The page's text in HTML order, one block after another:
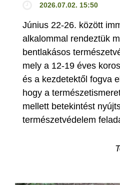
2026.07.02. 15:50
Június 22-26. között
alkalommal rendeztük
bentlakásos
mely a 12-19 éves
és a kezdetektől fogva
hogy a
mellett betekintést
természetvédelem